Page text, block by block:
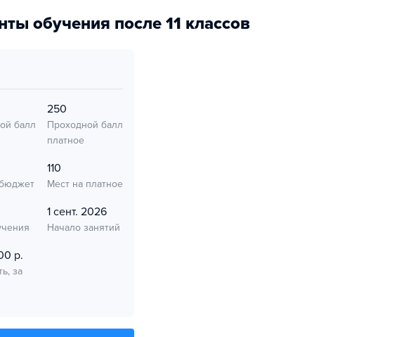
обучения после 11 классов
балл
250
Проходной балл
платное
110
Мест на платное
1 сент. 2026
Начало занятий
р.
за